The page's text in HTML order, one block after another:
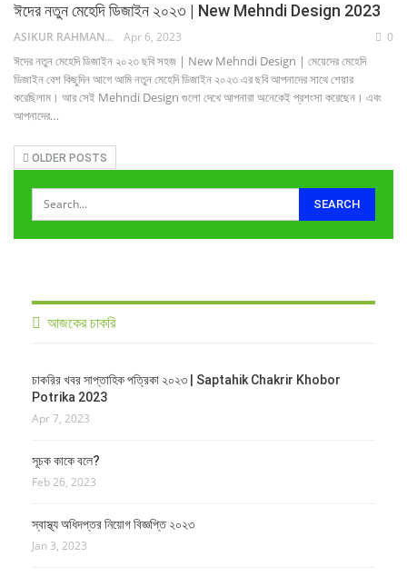
ঈদের নতুন মেহেদি ডিজাইন ২০২৩ | New Mehndi Design 2023
ASIKUR RAHMAN NAIM Apr 6, 2023 0
ঈদের নতুন মেহেদি ডিজাইন ২০২৩ ছবি সহজ | New Mehndi Design | মেয়েদের মেহেদি
ডিজাইন বেশ কিছুদিন আগে আমি নতুন মেহেদি ডিজাইন ২০২৩ এর ছবি আপনাদের সাথে শেয়ার
করেছিলাম। আর সেই Mehndi Design গুলো দেখে আপনারা অনেকেই প্রশংসা করেছেন। এবং
আপনাদের…
OLDER POSTS
আজকের চাকরি
চাকরির খবর সাপ্তাহিক পত্রিকা ২০২৩ | Saptahik Chakrir Khobor
Potrika 2023
Apr 7, 2023
সূচক কাকে বলে?
Feb 26, 2023
স্বাস্থ্য অধিদপ্তর নিয়োগ বিজ্ঞপ্তি ২০২৩
Jan 3, 2023